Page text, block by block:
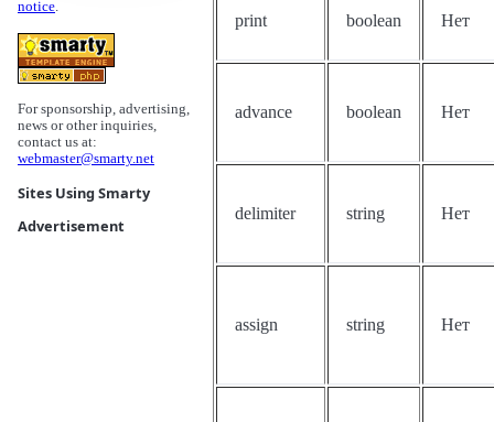
notice.
For sponsorship, advertising,
news or other inquiries,
contact us at:
webmaster@smarty.net
Sites Using Smarty
Advertisement
print boolean Нет
advance boolean Нет
delimiter string Нет
assign string Нет